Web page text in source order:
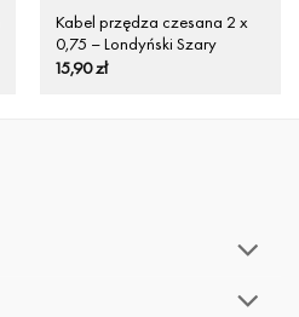
Kabel przędza czesana 2 x
0,75 – Londyński Szary
15,90zł